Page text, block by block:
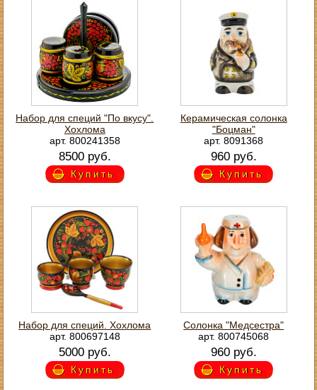
Набор для специй "По вкусу".
Хохлома
арт. 800241358
8500 руб.
Купить
Керамическая солонка
"Боцман"
арт. 8091368
960 руб.
Купить
Набор для специй. Хохлома
арт. 800697148
5000 руб.
Купить
Солонка "Медсестра"
арт. 800745068
960 руб.
Купить